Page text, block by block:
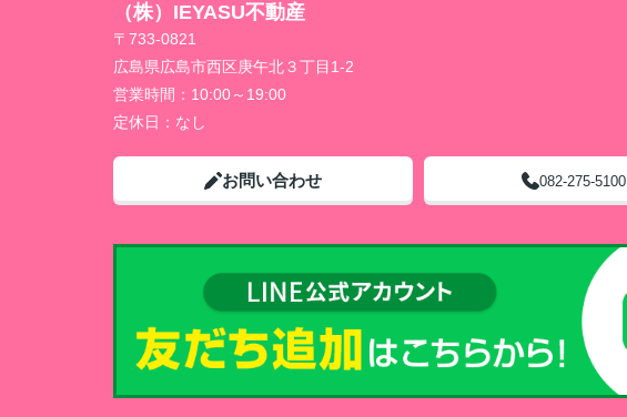
（株）IEYASU不動産
〒733-0821
広島県広島市西区庚午北３丁目1-2
営業時間： 10:00～19:00
定休日： なし
お問い合わせ 082-275-5100